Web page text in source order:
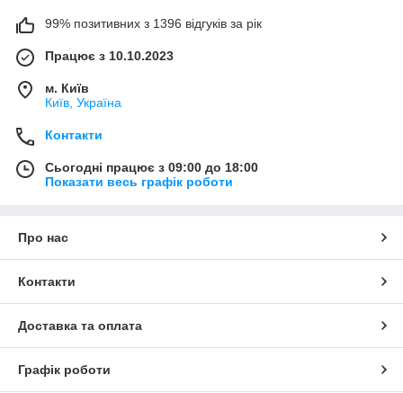
99% позитивних з 1396 відгуків за рік
Працює з 10.10.2023
м. Київ
Київ, Україна
Контакти
Сьогодні працює з 09:00 до 18:00
Показати весь графік роботи
Про нас
Контакти
Доставка та оплата
Графік роботи